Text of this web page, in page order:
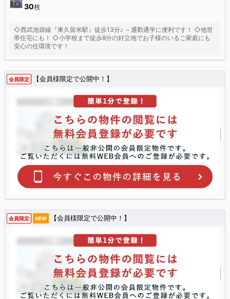
30枚
◇西武池袋線『東久留米駅』徒歩13分♪ ～通勤通学に便利です！ ◇他世
帯住宅にも！ ◇小学校まで徒歩8分の好立地でお子様のいるご家庭にも
安心の住環境です！
会員限定 【会員様限定で公開中！】
会員限定 NEW 【会員様限定で公開中！】